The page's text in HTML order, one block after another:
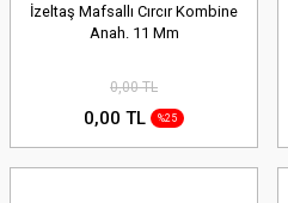
İzeltaş Mafsallı Cırcır Kombine
Anah. 11 Mm
0,00 TL
0,00 TL %25